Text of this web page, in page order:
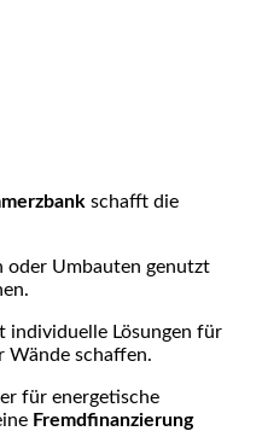
schafft die
oder Umbauten genutzt
individuelle Lösungen für
Wände schaffen.
für energetische
Fremdfinanzierung